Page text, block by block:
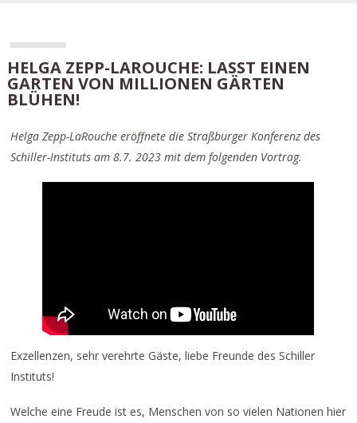
HELGA ZEPP-LAROUCHE: LASST EINEN
GARTEN VON MILLIONEN GÄRTEN
BLÜHEN!
Helga Zepp-LaRouche eröffnete die Straßburger Konferenz des
Schiller-Instituts am 8.7. 2023 mit dem folgenden Vortrag.
Exzellenzen, sehr verehrte Gäste, liebe Freunde des Schiller
Instituts!
Welche eine Freude ist es, Menschen von so vielen Nationen hier